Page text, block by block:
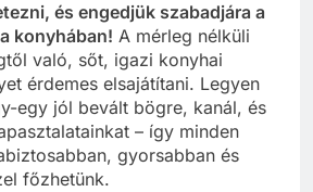
és engedjük szabadjára a
konyhában! A mérleg nélküli
való, sőt, igazi konyhai
érdemes elsajátítani. Legyen
egy jól bevált bögre, kanál, és
– így minden
gyorsabban és
főzhetünk.